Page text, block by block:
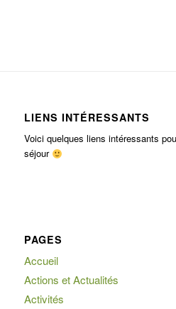
LIENS INTÉRESSANTS
Voici quelques liens intéressants
séjour
PAGES
Accueil
Actions et Actualités
Activités